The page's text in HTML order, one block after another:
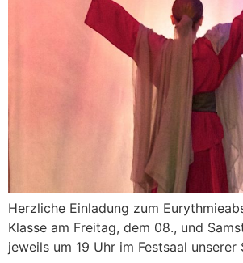
Herzliche Einladung zum
Klasse am Freitag, dem 08., und
jeweils um 19 Uhr im Festsaal unserer